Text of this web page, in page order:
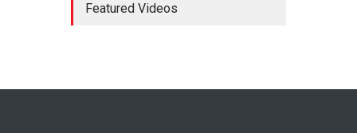
primera aerolínea en México
Featured Videos